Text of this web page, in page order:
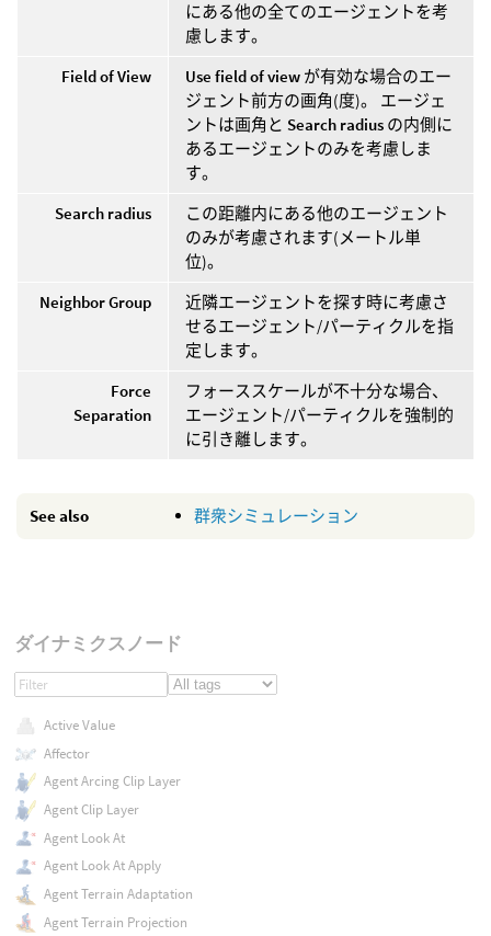
にある他の全てのエージェントを考
慮します。
Field of View
Use field of view が有効な場合のエー
ジェント前方の画角(度)。 エージェ
ントは画角と Search radius の内側に
あるエージェントのみを考慮しま
す。
Search radius
この距離内にある他のエージェント
のみが考慮されます(メートル単
位)。
Neighbor Group
近隣エージェントを探す時に考慮さ
せるエージェント/パーティクルを指
定します。
Force
Separation
フォーススケールが不十分な場合、
エージェント/パーティクルを強制的
に引き離します。
See also 群衆シミュレーション
ダイナミクスノード
Active Value
Affector
Agent Arcing Clip Layer
Agent Clip Layer
Agent Look At
Agent Look At Apply
Agent Terrain Adaptation
Agent Terrain Projection